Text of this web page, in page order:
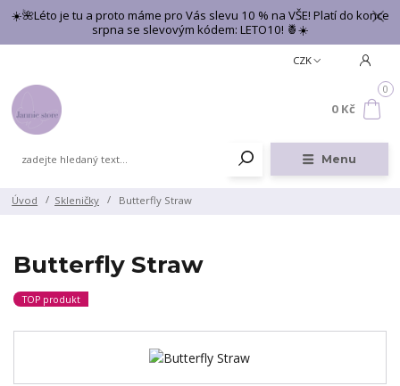
☀️🌺Léto je tu a proto máme pro Vás slevu 10 % na VŠE! Platí do konce
srpna se slevovým kódem: LETO10! 🍍☀️
Menu
CZK
0
0 Kč
Úvod Skleničky Butterfly Straw
Butterfly Straw
TOP produkt